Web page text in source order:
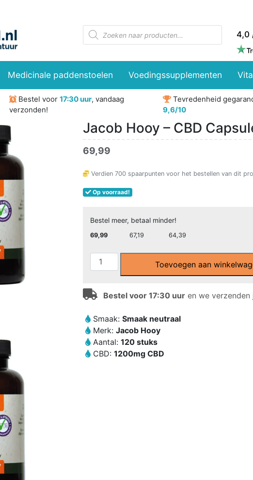
Producten
zoeken
4,0
Medicinale paddenstoelen Voedingssupplementen
Bestel voor17:30 uur, vandaag
verzonden!
Tevredenheid
9,6/10
Jacob Hooy – CBD
69,99
Verdien 700spaarpunten voor het bestellen van dit
Op voorraad!
Bestel meer, betaal minder!
69,99 67,19 64,39
Jacob
Hooy
CBD
2,75%
(120
stuks
-
Toevoegen aan
Bestel voor 17:30 uuren we verzenden
Smaak: Smaak neutraal
Merk: Jacob Hooy
Aantal: 120 stuks
CBD: 1200mg CBD